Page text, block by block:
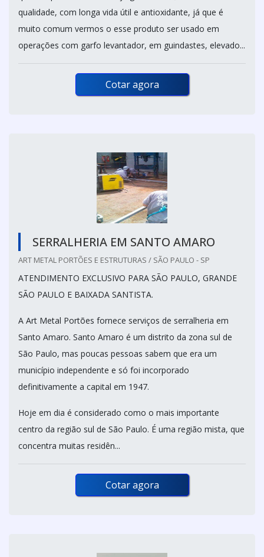
qualidade, com longa vida útil e antioxidante, já que é
muito comum vermos o esse produto ser usado em
operações com garfo levantador, em guindastes, elevado...
Cotar agora
SERRALHERIA EM SANTO AMARO
ART METAL PORTÕES E ESTRUTURAS / SÃO PAULO - SP
ATENDIMENTO EXCLUSIVO PARA SÃO PAULO, GRANDE
SÃO PAULO E BAIXADA SANTISTA.
A Art Metal Portões fornece serviços de serralheria em
Santo Amaro. Santo Amaro é um distrito da zona sul de
São Paulo, mas poucas pessoas sabem que era um
município independente e só foi incorporado
definitivamente a capital em 1947.
Hoje em dia é considerado como o mais importante
centro da região sul de São Paulo. É uma região mista, que
concentra muitas residên...
Cotar agora